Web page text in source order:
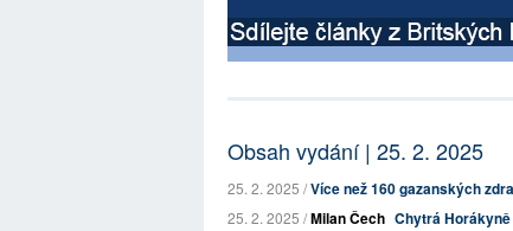
Obsah vydání | 25. 2. 2025
25. 2. 2025 /Více než 160 gazanských
25. 2. 2025 /Milan Čech Chytrá